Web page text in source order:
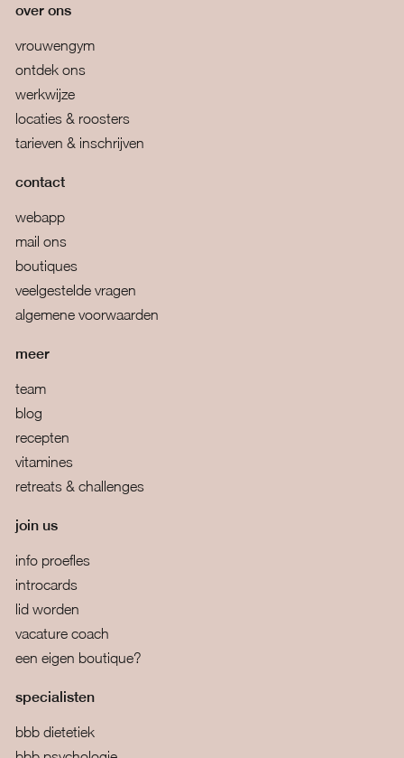
over ons
vrouwengym
ontdek ons
werkwijze
locaties & roosters
tarieven & inschrijven
contact
webapp
mail ons
boutiques
veelgestelde vragen
algemene voorwaarden
meer
team
blog
recepten
vitamines
retreats & challenges
join us
info proefles
introcards
lid worden
vacature coach
een eigen boutique?
specialisten
bbb dietetiek